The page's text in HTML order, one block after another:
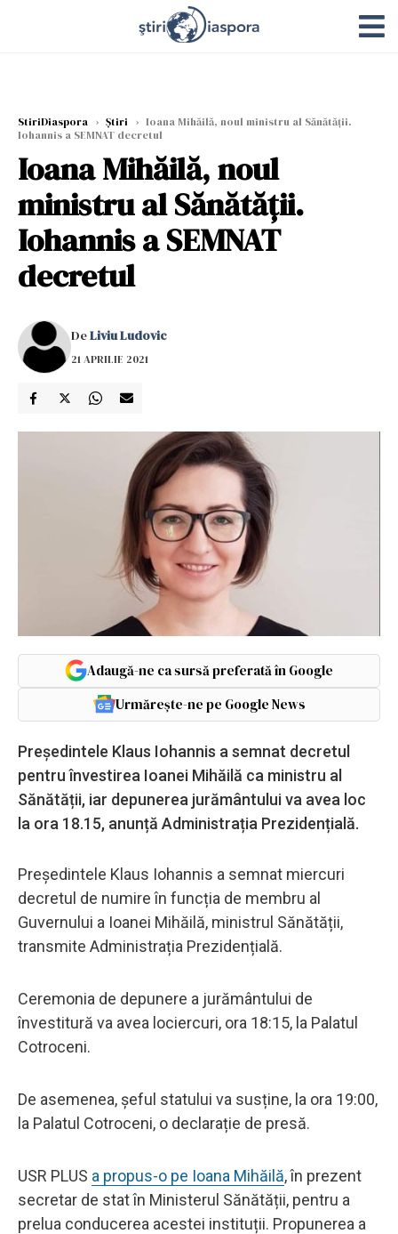
StiriDiaspora › Știri › Ioana Mihăilă, noul ministru al Sănătății.
Iohannis a SEMNAT decretul
Ioana Mihăilă, noul
ministru al Sănătății.
Iohannis a SEMNAT
decretul
DeLiviu Ludovic
21 APRILIE 2021
Adaugă-ne ca sursă preferată în Google
Urmărește-ne pe Google News
Președintele Klaus Iohannis a semnat decretul
pentru învestirea Ioanei Mihăilă ca ministru al
Sănătății, iar depunerea jurământului va avea loc
la ora 18.15, anunță Administrația Prezidențială.
Președintele Klaus Iohannis a semnat miercuri
decretul de numire în funcția de membru al
Guvernului a Ioanei Mihăilă, ministrul Sănătății,
transmite Administrația Prezidențială.
Ceremonia de depunere a jurământului de
învestitură va avea lociercuri, ora 18:15, la Palatul
Cotroceni.
De asemenea, șeful statului va susține, la ora 19:00,
la Palatul Cotroceni, o declarație de presă.
USR PLUS a propus-o pe Ioana Mihăilă, în prezent
secretar de stat în Ministerul Sănătății, pentru a
prelua conducerea acestei instituții. Propunerea a